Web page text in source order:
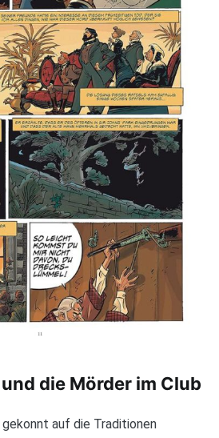
die Mörder im Club
gekonnt auf die Traditionen